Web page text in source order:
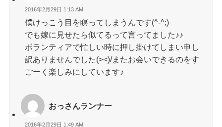
2016年2月29日 1:13 AM
僕けっこう目を瞑ってしまうんです(^-^;)
でも嫁に見せたら似てるって言ってました♪♪
ボランティアで忙しい時に押し掛けてしまい申し
訳ありませんでした(><)/またお会いできるのをす
ごーく楽しみにしています♪
おっさんランナー
2016年2月29日 1:49 AM